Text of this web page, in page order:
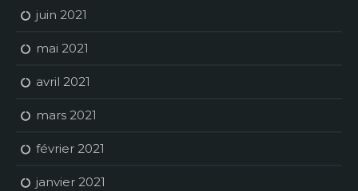
juin 2021
mai 2021
avril 2021
mars 2021
février 2021
janvier 2021